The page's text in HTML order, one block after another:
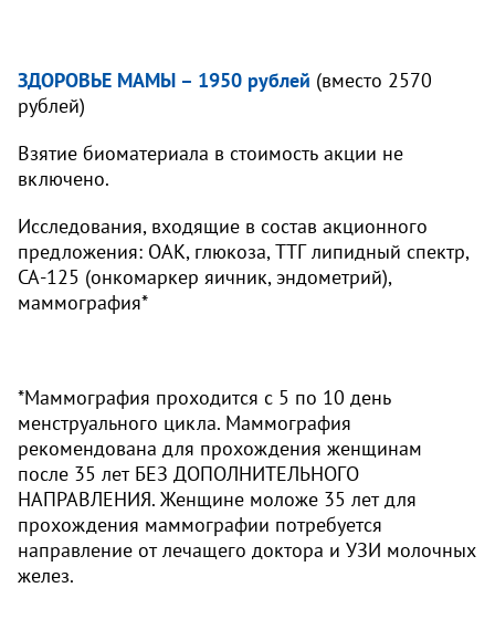
ЗДОРОВЬЕ МАМЫ – 1950 рублей (вместо 2570
рублей)
Взятие биоматериала в стоимость акции не
включено.
Исследования, входящие в состав акционного
предложения: ОАК, глюкоза, ТТГ липидный спектр,
СА-125 (онкомаркер яичник, эндометрий),
маммография*
*Маммография проходится с 5 по 10 день
менструального цикла. Маммография
рекомендована для прохождения женщинам
после 35 лет БЕЗ ДОПОЛНИТЕЛЬНОГО
НАПРАВЛЕНИЯ. Женщине моложе 35 лет для
прохождения маммографии потребуется
направление от лечащего доктора и УЗИ молочных
желез.